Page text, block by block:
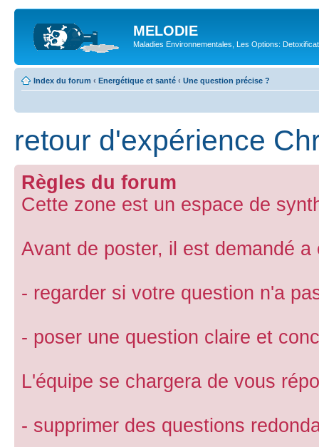
MELODIE
Maladies Environnementales, Les Options:
Index du forum ‹ Energétique et santé ‹ Une question précise ?
retour d'expérience
Règles du forum
Cette zone est un espace de
Avant de poster, il est demandé a
- regarder si votre question n'a
- poser une question claire et
L'équipe se chargera de vous
- supprimer des questions